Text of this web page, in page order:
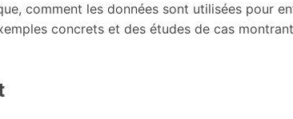
comment les données sont utilisées pour
concrets et des études de cas